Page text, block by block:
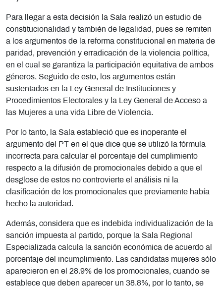
Para llegar a esta decisión la Sala realizó un estudio de
constitucionalidad y también de legalidad, pues se remiten
a los argumentos de la reforma constitucional en materia de
paridad, prevención y erradicación de la violencia política,
en el cual se garantiza la participación equitativa de ambos
géneros. Seguido de esto, los argumentos están
sustentados en la Ley General de Instituciones y
Procedimientos Electorales y la Ley General de Acceso a
las Mujeres a una vida Libre de Violencia.
Por lo tanto, la Sala estableció que es inoperante el
argumento del PT en el que dice que se utilizó la fórmula
incorrecta para calcular el porcentaje del cumplimiento
respecto a la difusión de promocionales debido a que el
desglose de estos no controvierte el análisis ni la
clasificación de los promocionales que previamente había
hecho la autoridad.
Además, considera que es indebida individualización de la
sanción impuesta al partido, porque la Sala Regional
Especializada calcula la sanción económica de acuerdo al
porcentaje del incumplimiento. Las candidatas mujeres sólo
aparecieron en el 28.9% de los promocionales, cuando se
establece que deben aparecer un 38.8%, por lo tanto, se